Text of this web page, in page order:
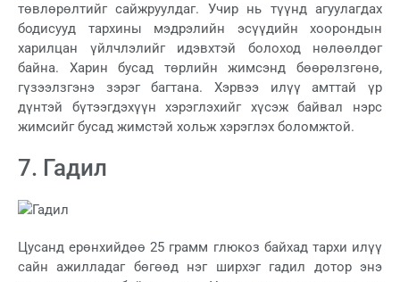
төвлөрөлтийг сайжруулдаг. Учир нь түүнд агуулагдах
бодисууд тархины мэдрэлийн эсүүдийн хоорондын
харилцан үйлчлэлийг идэвхтэй болоход нөлөөлдөг
байна. Харин бусад төрлийн жимсэнд бөөрөлзгөнө,
гүзээлзгэнэ зэрэг багтана. Хэрвээ илүү амттай үр
дүнтэй бүтээгдэхүүн хэрэглэхийг хүсэж байвал нэрс
жимсийг бусад жимстэй хольж хэрэглэх боломжтой.
7. Гадил
Цусанд ерөнхийдөө 25 грамм глюкоз байхад тархи илүү
сайн ажилладаг бөгөөд нэг ширхэг гадил дотор энэ